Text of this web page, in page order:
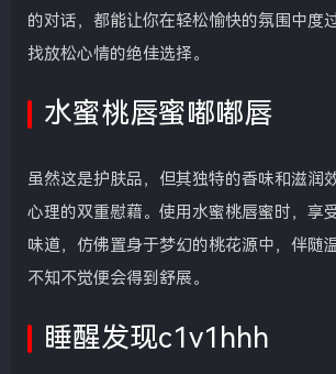
的对话，都能让你在轻松愉快的氛围中度
找放松心情的绝佳选择。
水蜜桃唇蜜嘟嘟唇
虽然这是护肤品，但其独特的香味和滋润
心理的双重慰藉。使用水蜜桃唇蜜时，享
味道，仿佛置身于梦幻的桃花源中，伴随
不知不觉便会得到舒展。
睡醒发现c1v1hhh